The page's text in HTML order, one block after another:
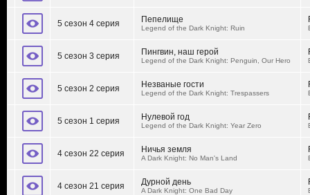
5 сезон 4 серия Пепелище
Legend of the Dark Knight: Ruin
5 сезон 3 серия Пингвин, наш герой
Legend of the Dark Knight: Penguin, Our Hero
5 сезон 2 серия Незваные гости
Legend of the Dark Knight: Trespassers
5 сезон 1 серия Нулевой год
Legend of the Dark Knight: Year Zero
4 сезон 22 серия Ничья земля
A Dark Knight: No Man's Land
4 сезон 21 серия Дурной день
A Dark Knight: One Bad Day